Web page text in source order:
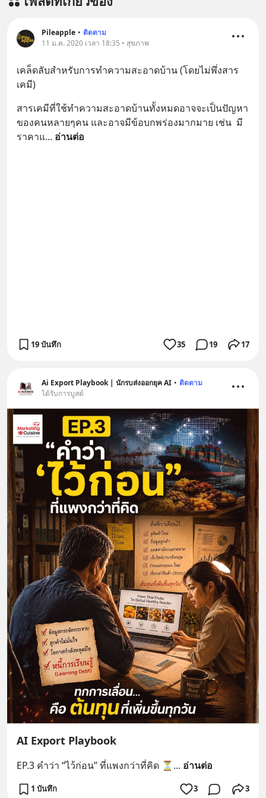
Pileapple • ติดตาม
11 ม.ค. 2020 เวลา 18:35 • สุขภาพ
เคล็ดลับสำหรับการทำความสะอาดบ้าน (โดยไม่พึ่งสาร
เคมี)
สารเคมีที่ใช้ทำความสะอาดบ้านทั้งหมดอาจจะเป็นปัญหา
ของคนหลายๆคน และอาจมีข้อบกพร่องมากมาย เช่น  มี
ราคาแ... อ่านต่อ
19 บันทึก 35 19 17
Ai Export Playbook | นักรบส่งออกยุค AI • ติดตาม
ได้รับการบูสต์
AI Export Playbook
EP.3 คำว่า “ไว้ก่อน” ที่แพงกว่าที่คิด ⏳ ... อ่านต่อ
1 บันทึก 3 3